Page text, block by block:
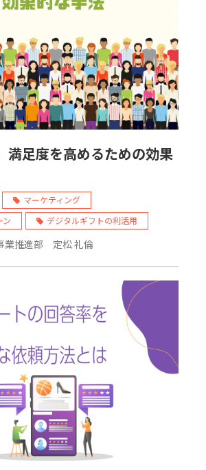
満足度を高めるための効果
マーケティング
ン
デジタルギフトの利活用
業推進部 定松 礼倫